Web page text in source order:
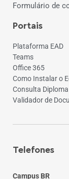
Formulário de
Portais
Plataforma EAD
Teams
Office 365
Como Instalar o
Consulta Diploma
Validador de
Telefones
Campus BR